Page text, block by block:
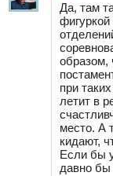
Да, там
образом,
при
летит в
место. А
кидают,
Если бы
давно бы